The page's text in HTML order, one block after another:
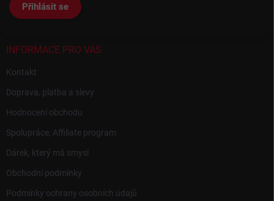
Přihlásit se
INFORMACE PRO VÁS
Kontakt
Doprava, platba a slevy
Hodnocení obchodu
Spolupráce, Affiliate program
Dárek, který má smysl
Obchodní podmínky
Podmínky ochrany osobních údajů